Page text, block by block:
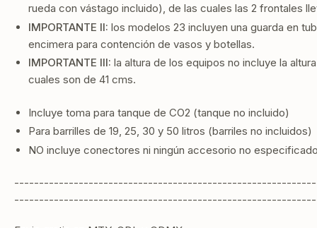
rueda con vástago incluido), de las cuales las 2 frontales
IMPORTANTE II: los modelos 23 incluyen una guarda en
encimera para contención de vasos y botellas.
IMPORTANTE III: la altura de los equipos no incluye la
cuales son de 41 cms.
Incluye toma para tanque de CO2 (tanque no incluido)
Para barrilles de 19, 25, 30 y 50 litros (barriles no incluidos)
NO incluye conectores ni ningún accesorio no